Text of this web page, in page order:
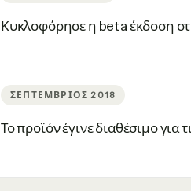
Κυκλοφόρησε η beta έκδοση
ΣΕΠΤΈΜΒΡΙΟΣ 2018
Το προϊόν έγινε διαθέσιμο για